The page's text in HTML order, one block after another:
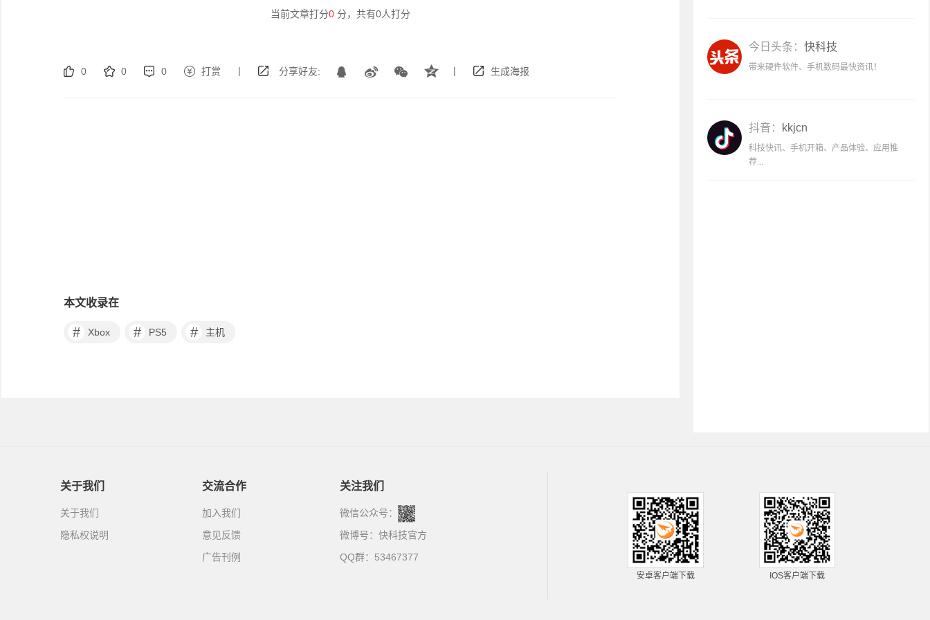
当前文章打分0 分，共有0人打分
0 0 0 打赏 | 分享好友: | 生成海报
本文收录在
# Xbox # PS5 # 主机
今日头条： 快科技
带来硬件软件、手机数码最快资讯！
抖音： kkjcn
科技快讯、手机开箱、产品体验、应用推
荐...
关于我们
关于我们
隐私权说明
交流合作
加入我们
意见反馈
广告刊例
关注我们
微信公众号：
微博号： 快科技官方
QQ群：53467377
安卓客户端下载 IOS客户端下载